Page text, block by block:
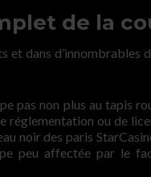
de la
et dans
pas non plus au tapis
réglementation ou de
noir des paris
peu affectée par le